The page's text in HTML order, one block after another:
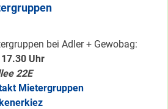
bei Adler + Gewobag:
Uhr
22E
Mietergruppen